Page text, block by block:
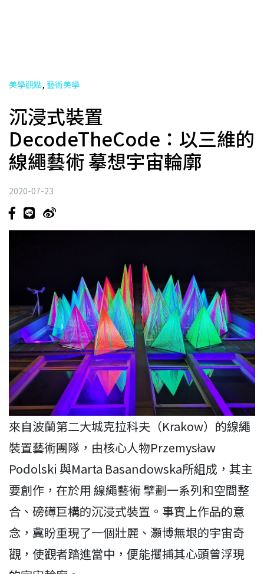
美學觀點, 藝術美學
沉浸式裝置
DecodeTheCode：以三維的
線繩藝術 摹想宇宙輪廓
2020-07-23
來自波蘭第二大城克拉科夫（Krakow）的線繩
裝置藝術團隊，由核心人物Przemysław
Podolski 與Marta Basandowska所組成，其主
要創作，在於用 線繩藝術 擘劃一系列和空間整
合、磅礡巨構的沉浸式裝置。事實上作品的意
念，冀盼重現了一個壯麗、灝博無垠的宇宙奇
觀，使觀者踏進當中，便能攫捕其心頭曾浮現